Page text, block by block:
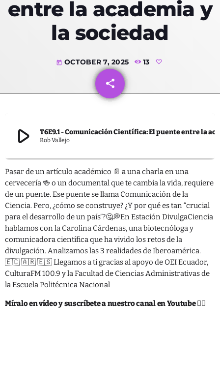
Desarrollo
IA
Política
Tecnología
SHOW
entre la academia y
la sociedad
today OCTOBER 7, 2025 13
share
email
play_arrow Rob Vallejo
Pasar de un artículo académico 📄 a una charla en una
cervecería 🍻 o un documental que te cambia la vida, requiere
de un puente. Ese puente se llama Comunicación de la
Ciencia. Pero, ¿cómo se construye? ¿Y por qué es tan “crucial
para el desarrollo de un país”?🤔💭En Estación DivulgaCiencia
hablamos con la Carolina Cárdenas, una biotecnóloga y
comunicadora científica que ha vivido los retos de la
divulgación. Analizamos las 3 realidades de Iberoamérica.
🇪🇨 🇦🇷 🇪🇸 Llegamos a ti gracias al apoyo de OEI Ecuador,
CulturaFM 100.9 y la Facultad de Ciencias Administrativas de
la Escuela Politécnica Nacional
Míralo en vídeo y suscríbete a nuestro canal en Youtube 👇🏻